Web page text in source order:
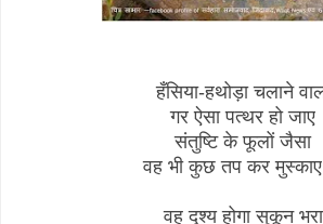
हँसिया-हथोड़ा चलाने
गर ऐसा पत्थर हो जाए
संतुष्टि के फूलों जैसा
वह भी कुछ तप कर
वह दृश्य होगा सुकून भरा